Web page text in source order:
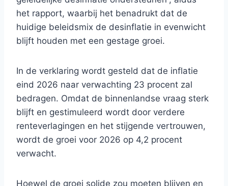
het rapport, waarbij het benadrukt dat de
huidige beleidsmix de desinflatie in evenwicht
blijft houden met een gestage groei.
In de verklaring wordt gesteld dat de inflatie
eind 2026 naar verwachting 23 procent zal
bedragen. Omdat de binnenlandse vraag sterk
blijft en gestimuleerd wordt door verdere
renteverlagingen en het stijgende vertrouwen,
wordt de groei voor 2026 op 4,2 procent
verwacht.
Hoewel de groei solide zou moeten blijven en